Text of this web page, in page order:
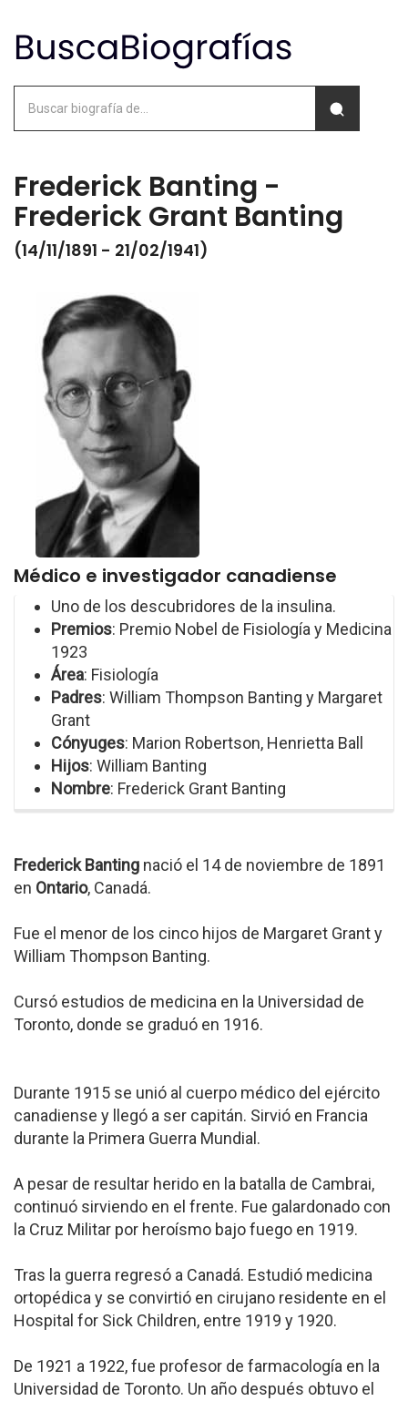
Frederick Banting -
Frederick Grant Banting
(14/11/1891 - 21/02/1941)
Médico e investigador canadiense
Uno de los descubridores de la insulina.
Premios: Premio Nobel de Fisiología y Medicina
1923
Área: Fisiología
Padres: William Thompson Banting y Margaret
Grant
Cónyuges: Marion Robertson, Henrietta Ball
Hijos: William Banting
Nombre: Frederick Grant Banting
Frederick Banting nació el 14 de noviembre de 1891
en Ontario, Canadá.
Fue el menor de los cinco hijos de Margaret Grant y
William Thompson Banting.
Cursó estudios de medicina en la Universidad de
Toronto, donde se graduó en 1916.
Durante 1915 se unió al cuerpo médico del ejército
canadiense y llegó a ser capitán. Sirvió en Francia
durante la Primera Guerra Mundial.
A pesar de resultar herido en la batalla de Cambrai,
continuó sirviendo en el frente. Fue galardonado con
la Cruz Militar por heroísmo bajo fuego en 1919.
Tras la guerra regresó a Canadá. Estudió medicina
ortopédica y se convirtió en cirujano residente en el
Hospital for Sick Children, entre 1919 y 1920.
De 1921 a 1922, fue profesor de farmacología en la
Universidad de Toronto. Un año después obtuvo el